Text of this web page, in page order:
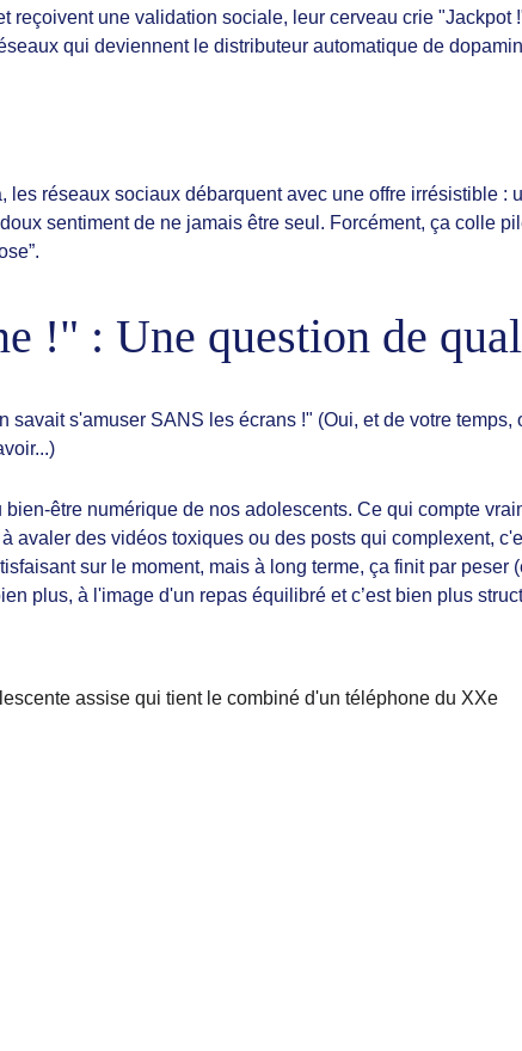
reçoivent une validation sociale, leur cerveau crie
qui deviennent le distributeur automatique de
les réseaux sociaux débarquent avec une offre irrésistible :
sentiment de ne jamais être seul. Forcément, ça colle
!" : Une question de
s'amuser SANS les écrans !" (Oui, et de votre
être numérique de nos adolescents. Ce qui compte
avaler des vidéos toxiques ou des posts qui complexent,
sur le moment, mais à long terme, ça finit par peser
plus, à l'image d'un repas équilibré et c’est bien plus